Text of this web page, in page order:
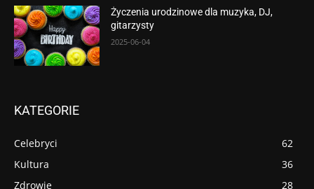
Życzenia urodzinowe dla muzyka, DJ,
gitarzysty
2025-06-04
KATEGORIE
Celebryci
62
Kultura
36
Zdrowie
28